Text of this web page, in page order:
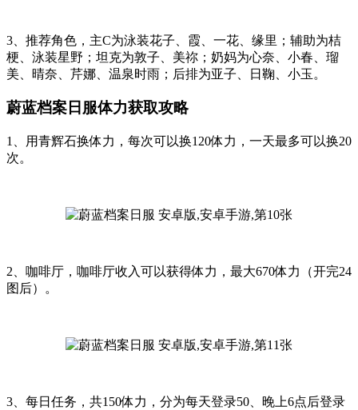
3、推荐角色，主C为泳装花子、霞、一花、缘里；辅助为桔
梗、泳装星野；坦克为敦子、美祢；奶妈为心奈、小春、瑠
美、晴奈、芹娜、温泉时雨；后排为亚子、日鞠、小玉。
蔚蓝档案日服体力获取攻略
1、用青辉石换体力，每次可以换120体力，一天最多可以换20
次。
2、咖啡厅，咖啡厅收入可以获得体力，最大670体力（开完24
图后）。
3、每日任务，共150体力，分为每天登录50、晚上6点后登录